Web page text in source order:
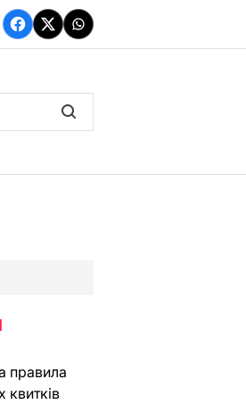
Facebook
TwitterWhatsApp
правила